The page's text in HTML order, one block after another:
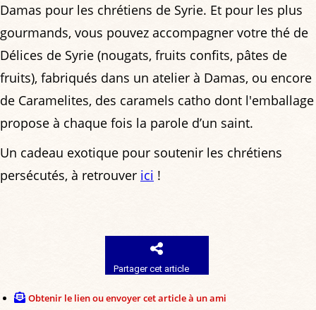
Damas pour les chrétiens de Syrie. Et pour les plus
gourmands, vous pouvez accompagner votre thé de
Délices de Syrie (nougats, fruits confits, pâtes de
fruits), fabriqués dans un atelier à Damas, ou encore
de Caramelites, des caramels catho dont l'emballage
propose à chaque fois la parole d’un saint.
Un cadeau exotique pour soutenir les chrétiens
persécutés, à retrouver ici !
Partager cet article
Obtenir le lien ou envoyer cet article à un ami